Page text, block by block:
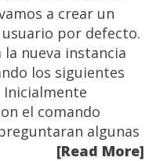
a crear un
por defecto.
la nueva instancia
los siguientes
Inicialmente
el comando
algunas
[Read More]